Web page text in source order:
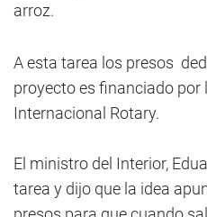
arroz.
A esta tarea los presos
proyecto es financiado por
Internacional Rotary.
El ministro del Interior,
tarea y dijo que la idea